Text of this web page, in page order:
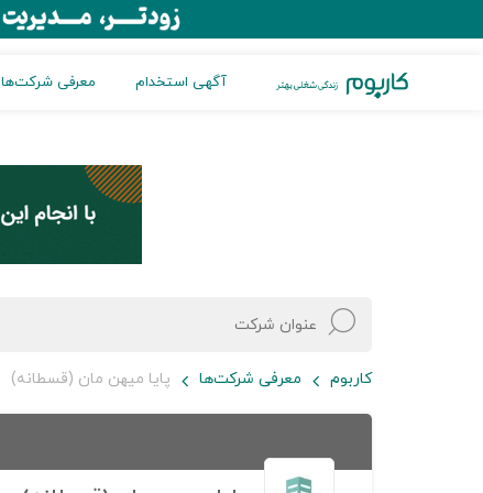
آگهی استخدام معرفی شرکت‌ها
کاربوم معرفی شرکت‌ها پایا میهن مان (قسطانه)